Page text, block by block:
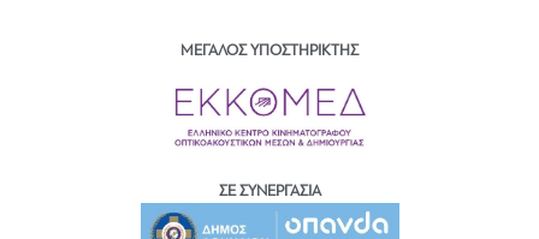
ΜΕΓΑΛΟΣ ΥΠΟΣΤΗΡΙΚΤΗΣ
ΣΕ ΣΥΝΕΡΓΑΣΙΑ